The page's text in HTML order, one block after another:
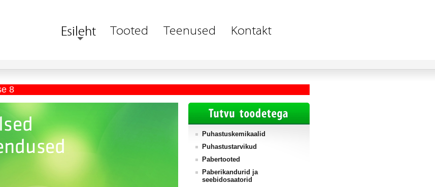
8
Puhastuskemikaalid
Puhastustarvikud
Pabertooted
Paberikandurid ja
seebidosaatorid